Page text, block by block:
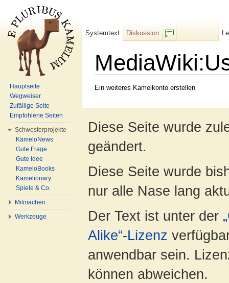
Ein weiteres Kamelkonto erstellen
Systemtext
Diskussion
Hauptseite
Wegweiser
Zufällige Seite
Empfohlene Seiten
Schwesterprojekte
KameloNews
Gute Frage
Gute Idee
KameloBooks
Kamelionary
Spiele & Co.
Mitmachen
Werkzeuge
Diese Seite wurde
geändert.
Diese Seite wurde
nur alle Nase lang
Der Text ist unter der
Alike“-Lizenz
anwendbar sein.
können abweichen.